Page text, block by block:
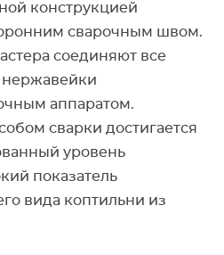
конструкцией
сварочным швом.
соединяют все
нержавейки
аппаратом.
сварки достигается
уровень
показатель
вида коптильни из